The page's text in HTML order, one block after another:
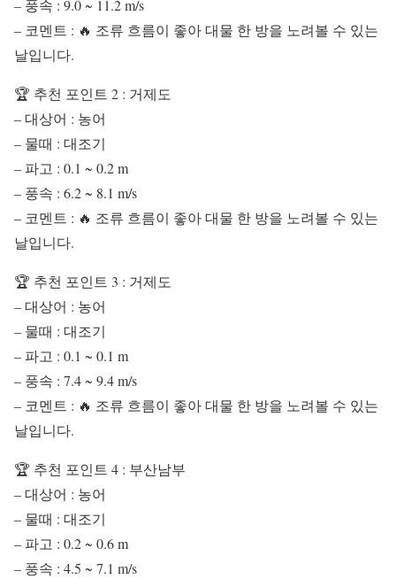
– 풍속 : 9.0 ~ 11.2 m/s
– 코멘트 : 🔥 조류 흐름이 좋아 대물 한 방을 노려볼 수 있는
날입니다.
🏆 추천 포인트 2 : 거제도
– 대상어 : 농어
– 물때 : 대조기
– 파고 : 0.1 ~ 0.2 m
– 풍속 : 6.2 ~ 8.1 m/s
– 코멘트 : 🔥 조류 흐름이 좋아 대물 한 방을 노려볼 수 있는
날입니다.
🏆 추천 포인트 3 : 거제도
– 대상어 : 농어
– 물때 : 대조기
– 파고 : 0.1 ~ 0.1 m
– 풍속 : 7.4 ~ 9.4 m/s
– 코멘트 : 🔥 조류 흐름이 좋아 대물 한 방을 노려볼 수 있는
날입니다.
🏆 추천 포인트 4 : 부산남부
– 대상어 : 농어
– 물때 : 대조기
– 파고 : 0.2 ~ 0.6 m
– 풍속 : 4.5 ~ 7.1 m/s